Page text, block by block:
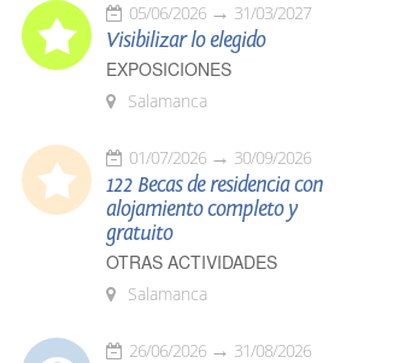
05/06/2026 31/03/2027
Visibilizar lo elegido
EXPOSICIONES
Salamanca
01/07/2026 30/09/2026
122 Becas de residencia con
alojamiento completo y
gratuito
OTRAS ACTIVIDADES
Salamanca
26/06/2026 31/08/2026